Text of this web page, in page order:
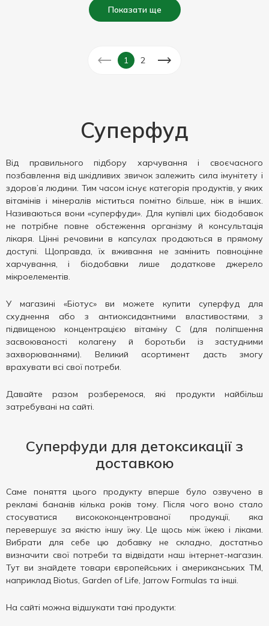
Показати ще
1 2
Суперфуд
Від правильного підбору харчування і своєчасного
позбавлення від шкідливих звичок залежить сила імунітету і
здоров’я людини. Тим часом існує категорія продуктів, у яких
вітамінів і мінералів міститься помітно більше, ніж в інших.
Називаються вони «суперфуди». Для купівлі цих біодобавок
не потрібне повне обстеження організму й консультація
лікаря. Цінні речовини в капсулах продаються в прямому
доступі. Щоправда, їх вживання не замінить повноцінне
харчування, і біодобавки лише додаткове джерело
мікроелементів.
У магазині «Біотус» ви можете купити суперфуд для
схуднення або з антиоксидантними властивостями, з
підвищеною концентрацією вітаміну С (для поліпшення
засвоюваності колагену й боротьби із застудними
захворюваннями). Великий асортимент дасть змогу
врахувати всі свої потреби.
Давайте разом розберемося, які продукти найбільш
затребувані на сайті.
Суперфуди для детоксикації з
доставкою
Саме поняття цього продукту вперше було озвучено в
рекламі бананів кілька років тому. Після чого воно стало
стосуватися висококонцентрованої продукції, яка
перевершує за якістю іншу їжу. Це щось між їжею і ліками.
Вибрати для себе цю добавку не складно, достатньо
визначити свої потреби та відвідати наш інтернет-магазин.
Тут ви знайдете товари європейських і американських ТМ,
наприклад Biotus, Garden of Life, Jarrow Formulas та інші.
На сайті можна відшукати такі продукти: